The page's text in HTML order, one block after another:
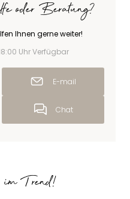
oder Beratung?
Ihnen gerne weiter!
Uhr Verfügbar
E-mail
Chat
Trend!